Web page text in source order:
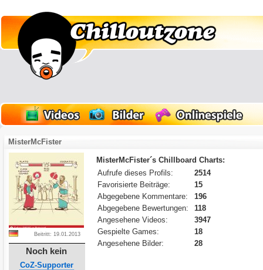
MisterMcFister
Beitritt: 19.01.2013
Noch kein
CoZ-Supporter
MisterMcFister´s Chillboard Charts:
Aufrufe dieses Profils:
2514
Favorisierte Beiträge:
15
Abgegebene Kommentare:
196
Abgegebene Bewertungen:
118
Angesehene Videos:
3947
Gespielte Games:
18
Angesehene Bilder:
28